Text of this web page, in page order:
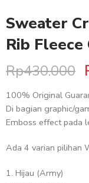
Sweater
Rib
Rp430.000
100% Original
Di bagian graphic/
Emboss effect pada
Ada 4 varian pilihan
Hijau (Army)